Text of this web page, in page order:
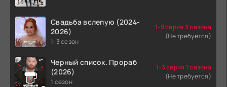
Свадьба вслепую (2024-
2026)
1-3 сезон
1-9 серия 3 сезона
(Не требуется)
Черный список. Прораб
(2026)
1 сезон
1-3 серия 1 сезона
(Не требуется)